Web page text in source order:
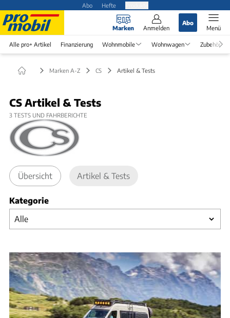
Abo Hefte
Marken Anmelden
Abo
Menü
Alle pro+ Artikel Finanzierung Wohnmobile Wohnwagen Zubehör
Marken A-Z CS Artikel & Tests
CS Artikel & Tests
3 TESTS UND FAHRBERICHTE
Übersicht Artikel & Tests
Kategorie